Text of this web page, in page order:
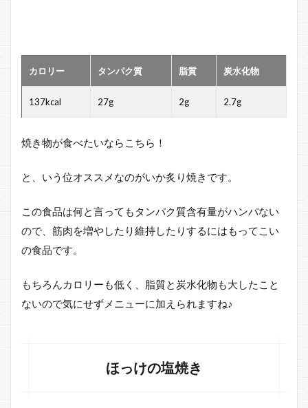
カロリー タンパク質 脂質 炭水化物
137kcal 27g 2g 2.7g
焼き物が食べたいならこちら！
と、いう位オススメなのがいか炙り焼きです。
この食品は何と言ってもタンパク質含有量がハンパない
ので、筋肉を増やしたり維持したりするにはもってこい
の食品です。
もちろんカロリーも低く、脂質と炭水化物も大したこと
ないので気にせずメニューに加えられますね♪
ほっけの塩焼き